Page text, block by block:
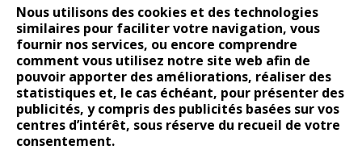
Nous utilisons des cookies et des technologies
similaires pour faciliter votre navigation, vous
fournir nos services, ou encore comprendre
comment vous utilisez notre site web afin de
pouvoir apporter des améliorations, réaliser des
statistiques et, le cas échéant, pour présenter des
publicités, y compris des publicités basées sur vos
centres d’intérêt, sous réserve du recueil de votre
consentement.
14 juillet : nouveau film de marque pour Citroën
Renault Espace : voyage, voyage…
Peugeot E-208 GTi : naissance d’une légende
COMMENTAIRES RÉCENTS
Bernard DardartdansDacia Sandero : pour les gens vrais